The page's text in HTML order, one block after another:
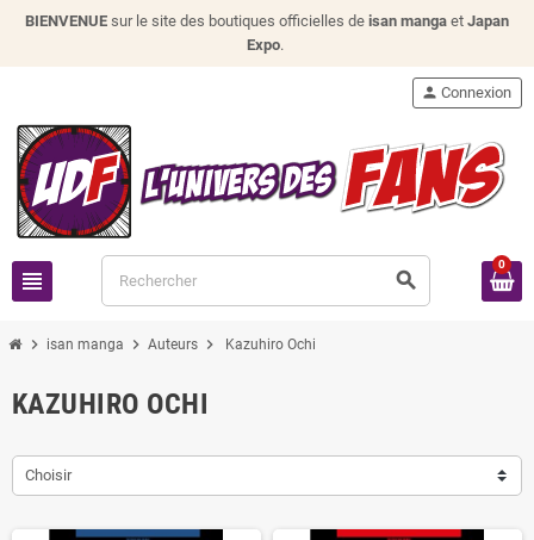
BIENVENUE sur le site des boutiques officielles de isan manga et Japan
Expo.
view_headline search
person Connexion
0
chevron_right isan manga chevron_right Auteurs chevron_right Kazuhiro Ochi
KAZUHIRO OCHI
Choisir